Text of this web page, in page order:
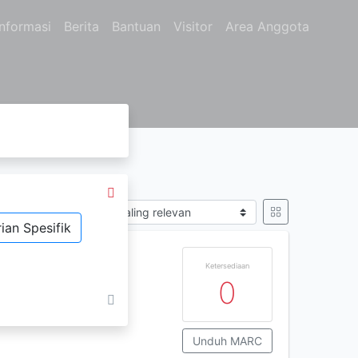
Berita Bantuan Visitor Area Anggota
Spesifik
Sort by
Ketersediaan
0
Unduh MARC